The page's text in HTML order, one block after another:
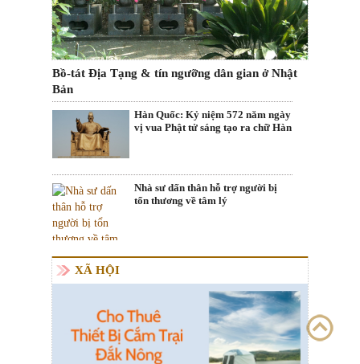
Bồ-tát Địa Tạng & tín ngưỡng dân gian ở Nhật
Bản
Hàn Quốc: Kỷ niệm 572 năm ngày
vị vua Phật tử sáng tạo ra chữ Hàn
Nhà sư dấn thân hỗ trợ người bị
tổn thương về tâm lý
XÃ HỘI